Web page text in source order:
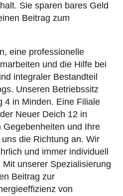
Sie sparen bares Geld
Beitrag zum
eine professionelle
und die Hilfe bei
integraler Bestandteil
Unseren Betriebssitz
4 in Minden. Eine Filiale
Neuer Deich 12 in
und Ihre
die Richtung an. Wir
und immer individuell
unserer Spezialisierung
Beitrag zur
von